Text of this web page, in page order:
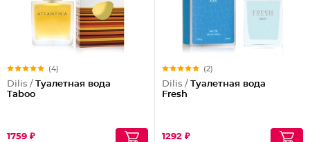
(4)
Dilis / Туалетная вода
Taboo
1759 ₽
(2)
Dilis / Туалетная вода
Fresh
1292 ₽